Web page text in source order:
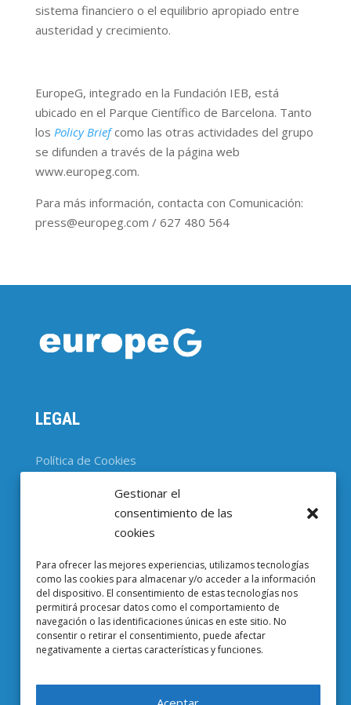
Gestionar el
consentimiento de las
cookies
Para ofrecer las mejores experiencias, utilizamos tecnologías
como las cookies para almacenar y/o acceder a la información
del dispositivo. El consentimiento de estas tecnologías nos
permitirá procesar datos como el comportamiento de
navegación o las identificaciones únicas en este sitio. No
consentir o retirar el consentimiento, puede afectar
negativamente a ciertas características y funciones.
sistema financiero o el equilibrio apropiado entre
austeridad y crecimiento.
EuropeG, integrado en la Fundación IEB, está
ubicado en el Parque Científico de Barcelona. Tanto
los Policy Briefcomo las otras actividades del grupo
se difunden a través de la página web
www.europeg.com.
Para más información, contacta con Comunicación:
press@europeg.com / 627 480 564
LEGAL
Política de Cookies
CONTACTO
Baldiri i Reixac, 4-8, 08028 Barcelona
93 403 37 23
 Email EuropeG